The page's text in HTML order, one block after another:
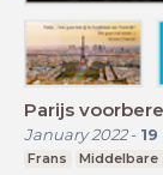
Parijs
January 2022- 19
Frans Middelbare